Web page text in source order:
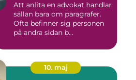
Att anlita en advokat handlar
sällan bara om paragrafer.
Ofta befinner sig personen
på andra sidan b...
10. maj